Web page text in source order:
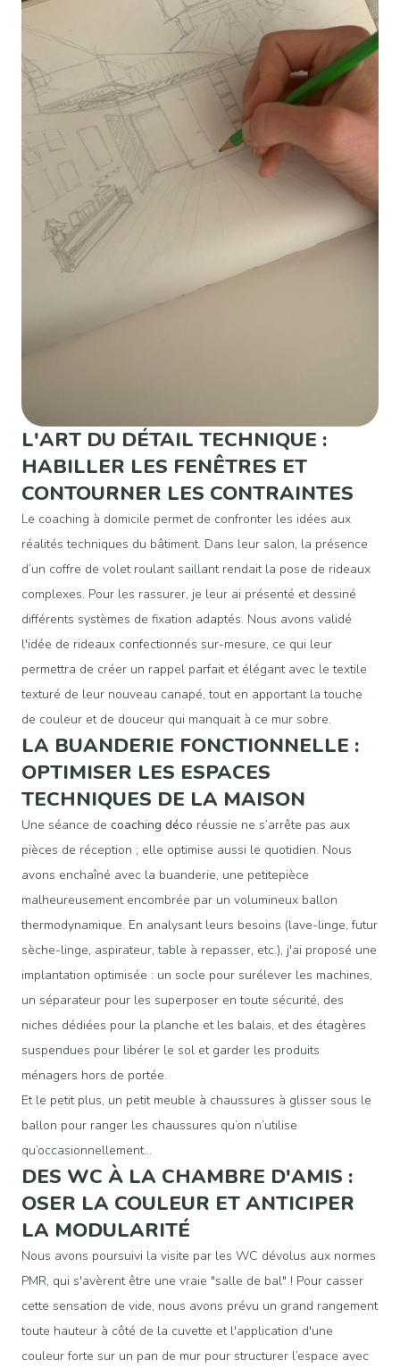
L'ART DU DÉTAIL TECHNIQUE :
HABILLER LES FENÊTRES ET
CONTOURNER LES CONTRAINTES
Le coaching à domicile permet de confronter les idées aux
réalités techniques du bâtiment. Dans leur salon, la présence
d’un coffre de volet roulant saillant rendait la pose de rideaux
complexes. Pour les rassurer, je leur ai présenté et dessiné
différents systèmes de fixation adaptés. Nous avons validé
l'idée de rideaux confectionnés sur-mesure, ce qui leur
permettra de créer un rappel parfait et élégant avec le textile
texturé de leur nouveau canapé, tout en apportant la touche
de couleur et de douceur qui manquait à ce mur sobre.
LA BUANDERIE FONCTIONNELLE :
OPTIMISER LES ESPACES
TECHNIQUES DE LA MAISON
Une séance de coaching déco réussie ne s’arrête pas aux
pièces de réception ; elle optimise aussi le quotidien. Nous
avons enchaîné avec la buanderie, une petitepièce
malheureusement encombrée par un volumineux ballon
thermodynamique. En analysant leurs besoins (lave-linge, futur
sèche-linge, aspirateur, table à repasser, etc.), j'ai proposé une
implantation optimisée : un socle pour surélever les machines,
un séparateur pour les superposer en toute sécurité, des
niches dédiées pour la planche et les balais, et des étagères
suspendues pour libérer le sol et garder les produits
ménagers hors de portée.
Et le petit plus, un petit meuble à chaussures à glisser sous le
ballon pour ranger les chaussures qu’on n’utilise
qu’occasionnellement…
DES WC À LA CHAMBRE D'AMIS :
OSER LA COULEUR ET ANTICIPER
LA MODULARITÉ
Nous avons poursuivi la visite par les WC dévolus aux normes
PMR, qui s'avèrent être une vraie "salle de bal" ! Pour casser
cette sensation de vide, nous avons prévu un grand rangement
toute hauteur à côté de la cuvette et l'application d'une
couleur forte sur un pan de mur pour structurer l’espace avec